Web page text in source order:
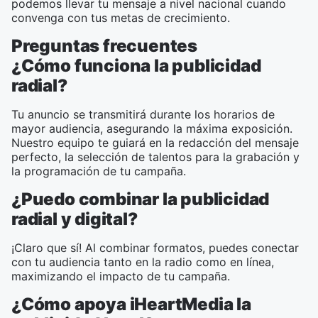
podemos llevar tu mensaje a nivel nacional cuando
convenga con tus metas de crecimiento.
Preguntas frecuentes
¿Cómo funciona la publicidad
radial?
Tu anuncio se transmitirá durante los horarios de
mayor audiencia, asegurando la máxima exposición.
Nuestro equipo te guiará en la redacción del mensaje
perfecto, la selección de talentos para la grabación y
la programación de tu campaña.
¿Puedo combinar la publicidad
radial y digital?
¡Claro que sí! Al combinar formatos, puedes conectar
con tu audiencia tanto en la radio como en línea,
maximizando el impacto de tu campaña.
¿Cómo apoya iHeartMedia la